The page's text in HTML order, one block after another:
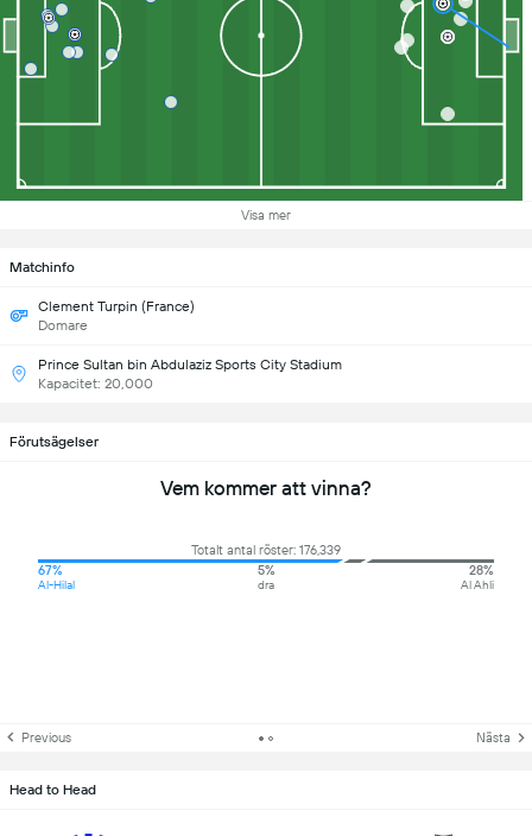
Visa mer
Matchinfo
Clement Turpin (France)
Domare
Prince Sultan bin Abdulaziz Sports City Stadium
Kapacitet: 20,000
Förutsägelser
Vem kommer att vinna?
Totalt antal röster: 176,339
67%
Al-Hilal
5%
dra
28%
Al Ahli
Previous Nästa
Head to Head